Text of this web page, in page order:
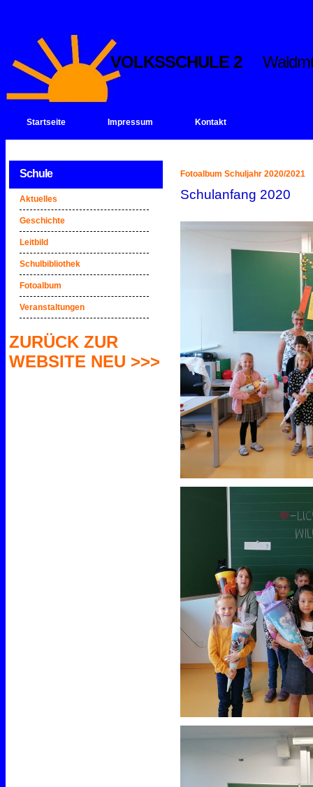
VOLKSSCHULE 2
Startseite Impressum Kontakt
Schule
Aktuelles
Geschichte
Leitbild
Schulbibliothek
Fotoalbum
Veranstaltungen
ZURÜCK ZUR
WEBSITE NEU >>>
Fotoalbum Schuljahr 2020/2021
Schulanfang 2020